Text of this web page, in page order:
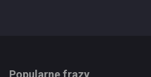
Popularne frazy